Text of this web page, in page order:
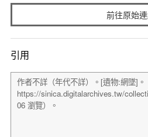
前往原始
引用